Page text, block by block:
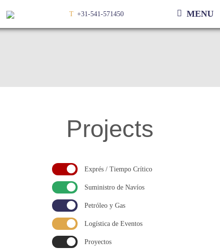
T +31-541-571450 MENU
Projects
Exprés / Tiempo Crítico
Suministro de Navíos
Petróleo y Gas
Logística de Eventos
Proyectos